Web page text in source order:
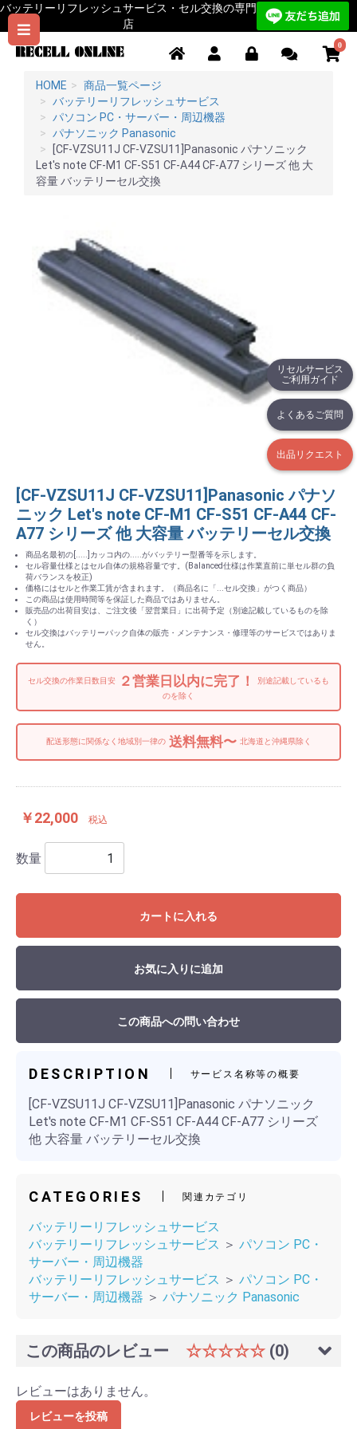
リセルサービス
ご利用ガイド
よくあるご質問
出品リクエスト
バッテリーリフレッシュサービス・セル交換の専門
店
0
HOME
商品一覧ページ
バッテリーリフレッシュサービス
パソコン PC・サーバー・周辺機器
パナソニック Panasonic
[CF-VZSU11J CF-VZSU11]Panasonic パナソニック
Let's note CF-M1 CF-S51 CF-A44 CF-A77 シリーズ 他 大
容量 バッテリーセル交換
[CF-VZSU11J CF-VZSU11]Panasonic パナソ
ニック Let's note CF-M1 CF-S51 CF-A44 CF-
A77 シリーズ 他 大容量 バッテリーセル交換
商品名最初の[.....]カッコ内の.....がバッテリー型番等を示します。
セル容量仕様とはセル自体の規格容量です。(Balanced仕様は作業直前に単セル群の負
荷バランスを校正)
価格にはセルと作業工賃が含まれます。（商品名に「...セル交換」がつく商品）
この商品は使用時間等を保証した商品ではありません。
販売品の出荷目安は、ご注文後「翌営業日」に出荷予定（別途記載しているものを除
く）
セル交換はバッテリーパック自体の販売・メンテナンス・修理等のサービスではありま
せん。
セル交換の作業日数目安 ２営業日以内に完了！
別途記載しているも
のを除く
配送形態に関係なく地域別一律の送料無料〜 北海道と沖縄県除く
￥22,000 税込
数量
カートに入れる
お気に入りに追加
この商品への問い合わせ
DESCRIPTION サービス名称等の概要
[CF-VZSU11J CF-VZSU11]Panasonic パナソニック
Let's note CF-M1 CF-S51 CF-A44 CF-A77 シリーズ
他 大容量 バッテリーセル交換
CATEGORIES 関連カテゴリ
バッテリーリフレッシュサービス
バッテリーリフレッシュサービス ＞ パソコン PC・
サーバー・周辺機器
バッテリーリフレッシュサービス ＞ パソコン PC・
サーバー・周辺機器 ＞ パナソニック Panasonic
この商品のレビュー ☆☆☆☆☆ (0)
レビューはありません。
レビューを投稿